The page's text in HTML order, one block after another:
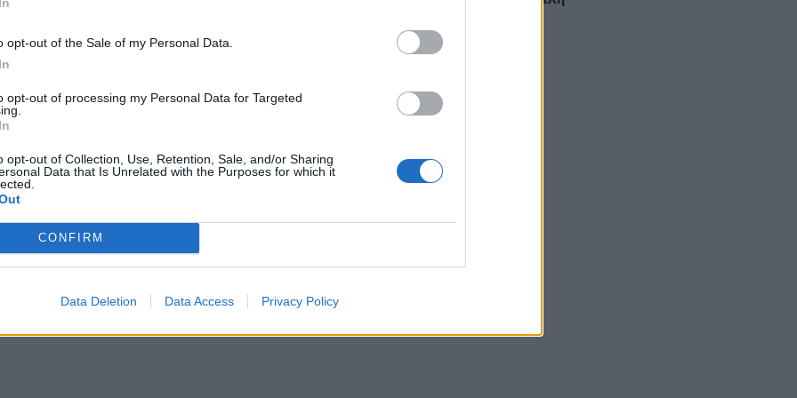
opt-out of the Sale of my Personal Data.
opt-out of processing my Personal Data for Targeted
opt-out of Collection, Use, Retention, Sale, and/or Sharing
Data that Is Unrelated with the Purposes for which it
CONFIRM
Data Deletion Data Access Privacy Policy
100 χρόνια για όσους
στο προσδόκιμο ζωής και πλέον
χρόνο.